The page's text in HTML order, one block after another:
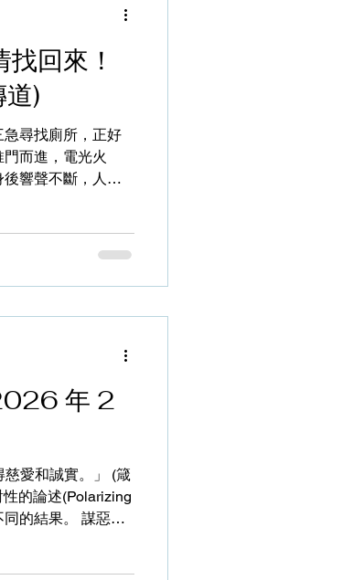
中完成，難怪常
立足，少不免受
絡繹不絕。退
才能踏出屬靈操
為我們不是「為
是上主做的，然
事，請細心想一
眼中所見的行
回來！
)
尋找廁所，正好
而進，電光火
響聲不斷，人聲
時也不忘向他道
就是平時之景，
嘆之
此熱愛自己的崗
出的，竟遠不及
以「神僕」為目
情？香港人生活
勁，甚至對工作產
麼還是累？心底裡
也有這種感覺，
年 2
慈愛和誠實。」 (箴
的結果。 謀惡的